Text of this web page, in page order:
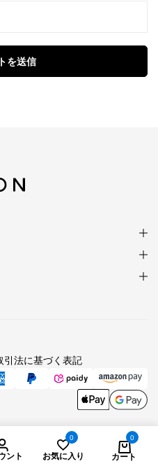
を送信
引法に基づく表記
ント
0
お気に入り
0
カート